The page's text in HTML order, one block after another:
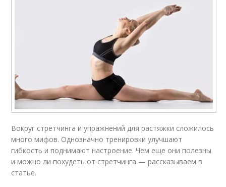
Вокруг стретчинга и упражнений для растяжки сложилось
много мифов. Однозначно тренировки улучшают
гибкость и поднимают настроение. Чем еще они полезны
и можно ли похудеть от стретчинга — рассказываем в
статье.